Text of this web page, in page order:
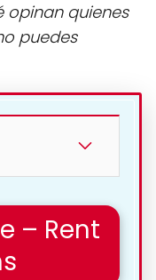
opinan quienes
puedes
– Rent